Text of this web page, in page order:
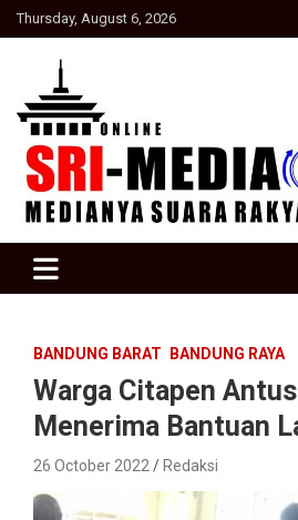
Skip
to
Thursday, August 6, 2026
SRI Media news
BANDUNG BARAT BANDUNG RAYA
Warga Citapen
Menerima Bantuan
26 October 2022 Redaksi